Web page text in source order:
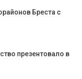
Бреста с
презентовало в